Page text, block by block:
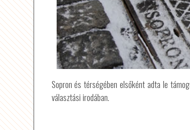
Sopron és térségében elsőként adta le
választási irodában.